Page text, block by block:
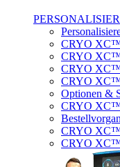
CRYO
CRYO XC™
CRYO XC™
CRYO XC™
Optionen &
CRYO
CRYO XC™
CRYO XC™